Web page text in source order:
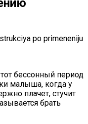
бессонный период
малыша, когда у
плачет, стучит
брать